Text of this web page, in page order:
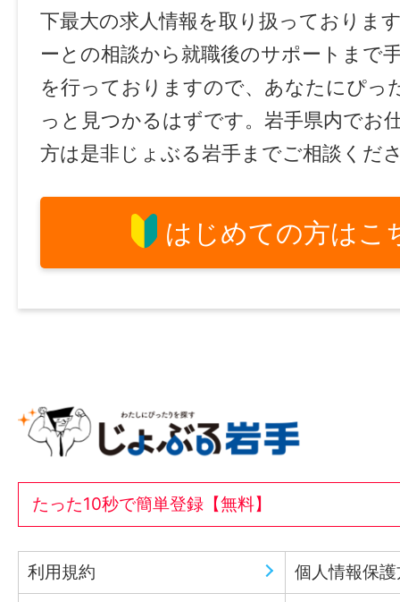
下最大の求人情報を取り扱っておりま
ーとの相談から就職後のサポートまで
を行っておりますので、あなたにぴっ
っと見つかるはずです。岩手県内でお
方は是非じょぶる岩手までご相談くだ
はじめての方はこ
たった10秒で簡単登録【無料】
利用規約 個人情報保